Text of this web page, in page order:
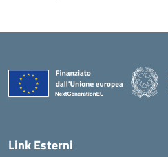
Link Esterni